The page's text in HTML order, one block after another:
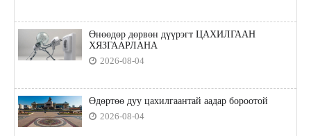
Өнөөдөр дөрвөн дүүрэгт ЦАХИЛГААН
ХЯЗГААРЛАНА
2026-08-04
Өдөртөө дуу цахилгаантай аадар бороотой
2026-08-04